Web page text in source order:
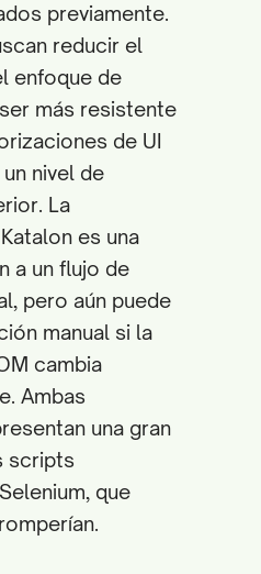
previamente.
reducir el
enfoque de
más resistente
de UI
nivel de
La
es una
a un flujo de
pero aún puede
manual si la
cambia
Ambas
una gran
scripts
que